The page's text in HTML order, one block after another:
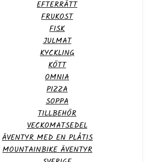
EFTERRÄTT
FRUKOST
FISK
JULMAT
KYCKLING
KÖTT
OMNIA
PIZZA
SOPPA
TILLBEHÖR
VECKOMATSEDEL
ÄVENTYR MED EN PLÅTIS
MOUNTAINBIKE ÄVENTYR